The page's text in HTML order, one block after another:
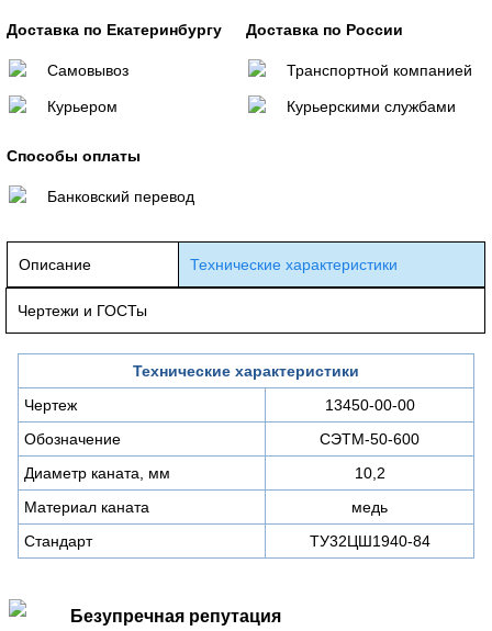
Доставка по Екатеринбургу
Самовывоз
Курьером
Доставка по России
Транспортной компанией
Курьерскими службами
Способы оплаты
Банковский перевод
Описание Технические характеристики
Чертежи и ГОСТы
Технические характеристики
Чертеж
13450-00-00
Обозначение
СЭТМ-50-600
Диаметр каната, мм
10,2
Материал каната
медь
Стандарт
ТУ32ЦШ1940-84
Безупречная репутация